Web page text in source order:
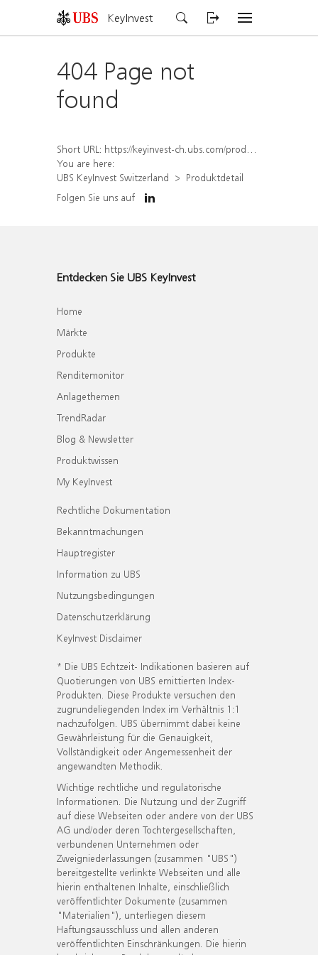
KeyInvest
404 Page not
found
Short URL: https://keyinvest-ch.ubs.com/produkt/detail/index/isin/CH1581624827
You are here:
UBS KeyInvest Switzerland
Produktdetail
Folgen Sie uns auf
Entdecken Sie UBS KeyInvest
Home
Märkte
Produkte
Renditemonitor
Anlagethemen
TrendRadar
Blog & Newsletter
Produktwissen
My KeyInvest
Rechtliche Dokumentation
Bekanntmachungen
Hauptregister
Information zu UBS
Nutzungsbedingungen
Datenschutzerklärung
KeyInvest Disclaimer
* Die UBS Echtzeit- Indikationen basieren auf
Quotierungen von UBS emittierten Index-
Produkten. Diese Produkte versuchen den
zugrundeliegenden Index im Verhältnis 1:1
nachzufolgen. UBS übernimmt dabei keine
Gewährleistung für die Genauigkeit,
Vollständigkeit oder Angemessenheit der
angewandten Methodik.
Wichtige rechtliche und regulatorische
Informationen. Die Nutzung und der Zugriff
auf diese Webseiten oder andere von der UBS
AG und/oder deren Tochtergesellschaften,
verbundenen Unternehmen oder
Zweigniederlassungen (zusammen "UBS")
bereitgestellte verlinkte Webseiten und alle
hierin enthaltenen Inhalte, einschließlich
veröffentlichter Dokumente (zusammen
"Materialien"), unterliegen diesem
Haftungsausschluss und allen anderen
veröffentlichten Einschränkungen. Die hierin